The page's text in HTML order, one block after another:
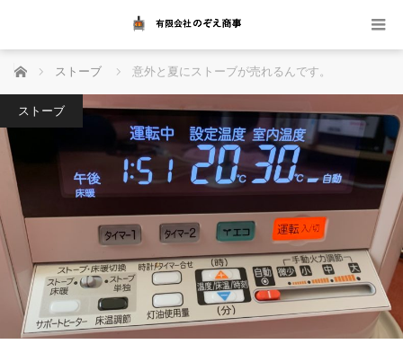
ホーム ストーブ 意外と夏にストーブが売れるんです。
ストーブ